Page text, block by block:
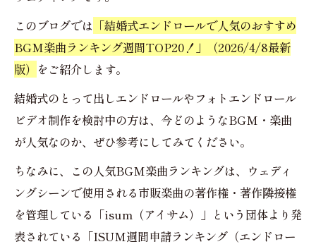
このブログでは 「結婚式エンドロールで人気のおすすめ
BGM楽曲ランキング週間TOP20！」（2026/4/8最新
版） をご紹介します。
結婚式のとって出しエンドロールやフォトエンドロール
ビデオ制作を検討中の方は、今どのようなBGM・楽曲
が人気なのか、ぜひ参考にしてみてください。
ちなみに、この人気BGM楽曲ランキングは、ウェディ
ングシーンで使用される市販楽曲の著作権・著作隣接権
を管理している「isum（アイサム）」という団体より発
表されている「ISUM週間申請ランキング（エンドロー